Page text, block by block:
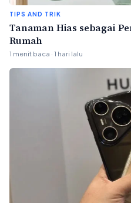
TIPS AND TRIK
Tanaman Hias sebagai
Rumah
1 menit baca · 1 hari lalu